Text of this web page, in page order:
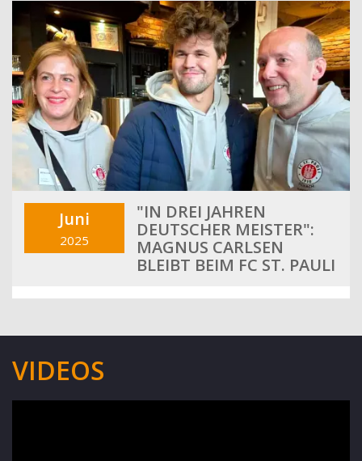
Juni
2025
"IN DREI JAHREN
DEUTSCHER MEISTER":
MAGNUS CARLSEN
BLEIBT BEIM FC ST. PAULI
VIDEOS